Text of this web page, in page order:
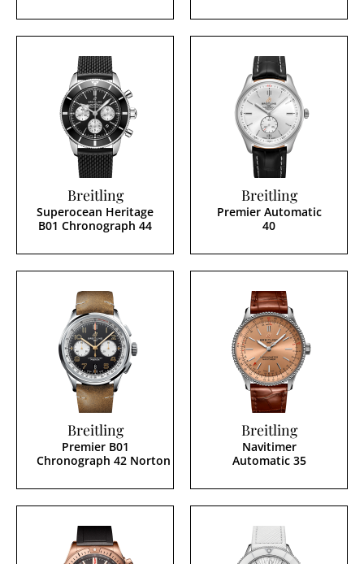
Breitling
Superocean Heritage
B01 Chronograph 44
Breitling
Premier Automatic
40
Breitling
Premier B01
Chronograph 42 Norton
Breitling
Navitimer
Automatic 35